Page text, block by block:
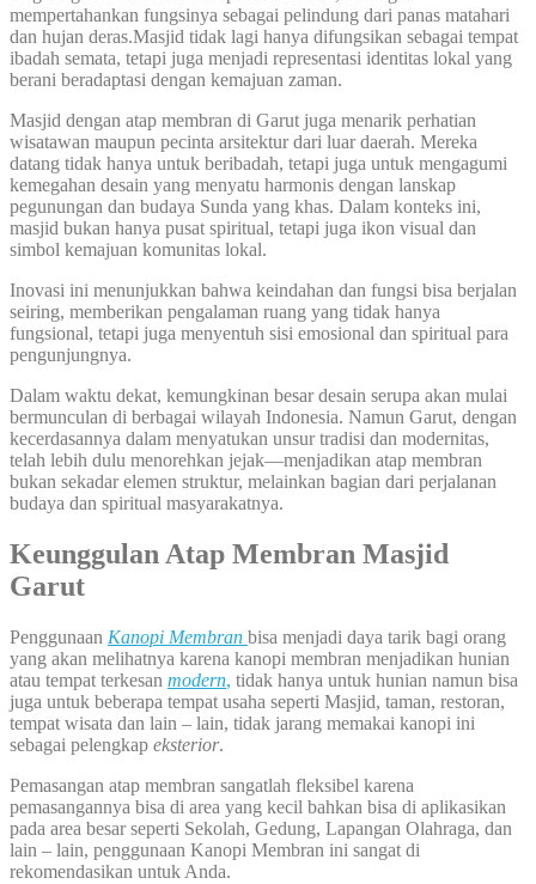
mempertahankan fungsinya sebagai pelindung dari panas matahari
dan hujan deras.Masjid tidak lagi hanya difungsikan sebagai tempat
ibadah semata, tetapi juga menjadi representasi identitas lokal yang
berani beradaptasi dengan kemajuan zaman.
Masjid dengan atap membran di Garut juga menarik perhatian
wisatawan maupun pecinta arsitektur dari luar daerah. Mereka
datang tidak hanya untuk beribadah, tetapi juga untuk mengagumi
kemegahan desain yang menyatu harmonis dengan lanskap
pegunungan dan budaya Sunda yang khas. Dalam konteks ini,
masjid bukan hanya pusat spiritual, tetapi juga ikon visual dan
simbol kemajuan komunitas lokal.
Inovasi ini menunjukkan bahwa keindahan dan fungsi bisa berjalan
seiring, memberikan pengalaman ruang yang tidak hanya
fungsional, tetapi juga menyentuh sisi emosional dan spiritual para
pengunjungnya.
Dalam waktu dekat, kemungkinan besar desain serupa akan mulai
bermunculan di berbagai wilayah Indonesia. Namun Garut, dengan
kecerdasannya dalam menyatukan unsur tradisi dan modernitas,
telah lebih dulu menorehkan jejak—menjadikan atap membran
bukan sekadar elemen struktur, melainkan bagian dari perjalanan
budaya dan spiritual masyarakatnya.
Keunggulan Atap Membran Masjid
Garut
Penggunaan Kanopi Membran bisa menjadi daya tarik bagi orang
yang akan melihatnya karena kanopi membran menjadikan hunian
atau tempat terkesan modern, tidak hanya untuk hunian namun bisa
juga untuk beberapa tempat usaha seperti Masjid, taman, restoran,
tempat wisata dan lain – lain, tidak jarang memakai kanopi ini
sebagai pelengkap eksterior.
Pemasangan atap membran sangatlah fleksibel karena
pemasangannya bisa di area yang kecil bahkan bisa di aplikasikan
pada area besar seperti Sekolah, Gedung, Lapangan Olahraga, dan
lain – lain, penggunaan Kanopi Membran ini sangat di
rekomendasikan untuk Anda.